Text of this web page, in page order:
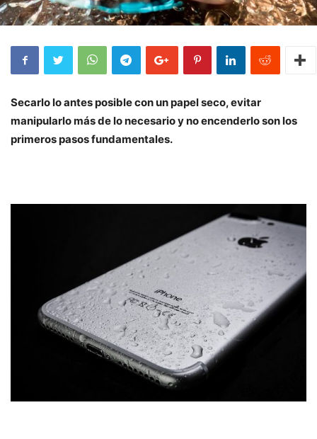
Secarlo lo antes posible con un papel seco, evitar
manipularlo más de lo necesario y no encenderlo son los
primeros pasos fundamentales.